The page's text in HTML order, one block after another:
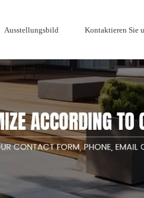
Ausstellungsbild Kontaktieren Sie
Sichtschutzzaun aus Holz